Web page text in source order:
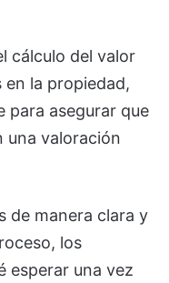
cálculo del valor
en la propiedad,
para asegurar que
una valoración
de manera clara y
los
esperar una vez